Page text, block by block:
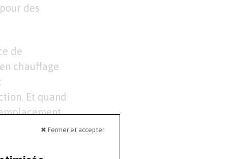
✖ Fermer et accepter
des
de
chauffage
Et quand
ou à l’arrêt